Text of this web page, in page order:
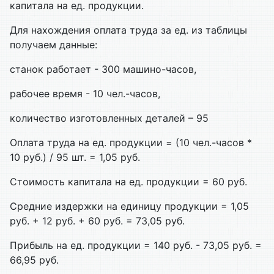
капитала на ед. продукции.
Для нахождения оплата труда за ед. из таблицы
получаем данные:
станок работает - 300 машино-часов,
рабочее время - 10 чел.-часов,
количество изготовленных деталей – 95
Оплата труда на ед. продукции = (10 чел.-часов *
10 руб.) / 95 шт. = 1,05 руб.
Стоимость капитала на ед. продукции = 60 руб.
Средние издержки на единицу продукции = 1,05
руб. + 12 руб. + 60 руб. = 73,05 руб.
Прибыль на ед. продукции = 140 руб. - 73,05 руб. =
66,95 руб.